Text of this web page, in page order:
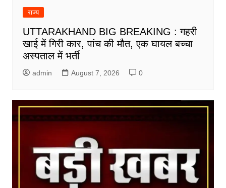
राज्य
UTTARAKHAND BIG BREAKING : गहरी
खाई में गिरी कार, पांच की मौत, एक घायल बच्चा
अस्पताल में भर्ती
admin August 7, 2026 0